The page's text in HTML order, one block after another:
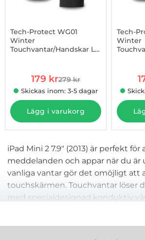
Tech-Protect WG01
Winter
Touchvantar/Handskar L -
rea pris
179 krtidigare pris
279 kr
Skickas inom: 3-5 dagar
Lägg i varukorg
Tech-
Winter
iPad Mini 2 7.9" (2013) är perfekt
meddelanden och appar när du är
vanliga vantar gör det omöjligt att
touchskärmen. Touchvantar löser
med specialdesignad konduktiv